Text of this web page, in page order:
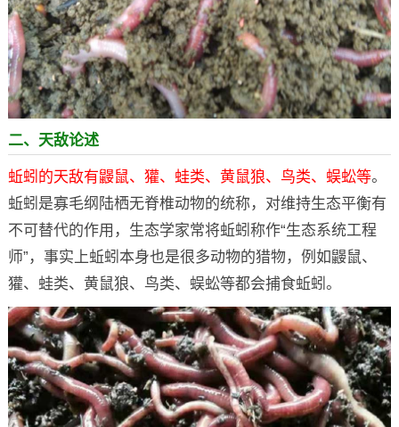
二、天敌论述
蚯蚓的天敌有鼹鼠、獾、蛙类、黄鼠狼、鸟类、蜈蚣等。
蚯蚓是寡毛纲陆栖无脊椎动物的统称，对维持生态平衡有
不可替代的作用，生态学家常将蚯蚓称作“生态系统工程
师”，事实上蚯蚓本身也是很多动物的猎物，例如鼹鼠、
獾、蛙类、黄鼠狼、鸟类、蜈蚣等都会捕食蚯蚓。